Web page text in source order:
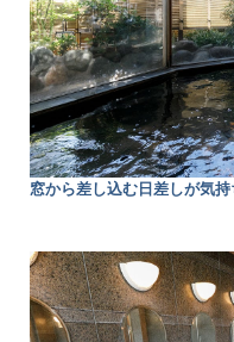
窓から差し込む日差しが気